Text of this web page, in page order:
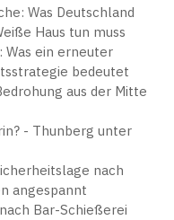
Was Deutschland
Haus tun muss
ein erneuter
bedeutet
aus der Mitte
- Thunberg unter
nach
angespannt
Bar-Schießerei